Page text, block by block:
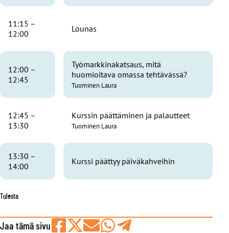
11:15 –
12:00
Lounas
12:00 –
12:45
Työmarkkinakatsaus, mitä
huomioitava omassa tehtävässä?
Tuominen Laura
12:45 –
13:30
Kurssin päättäminen ja palautteet
Tuominen Laura
13:30 –
14:00
Kurssi päättyy päiväkahveihin
Tulosta
Jaa tämä sivu